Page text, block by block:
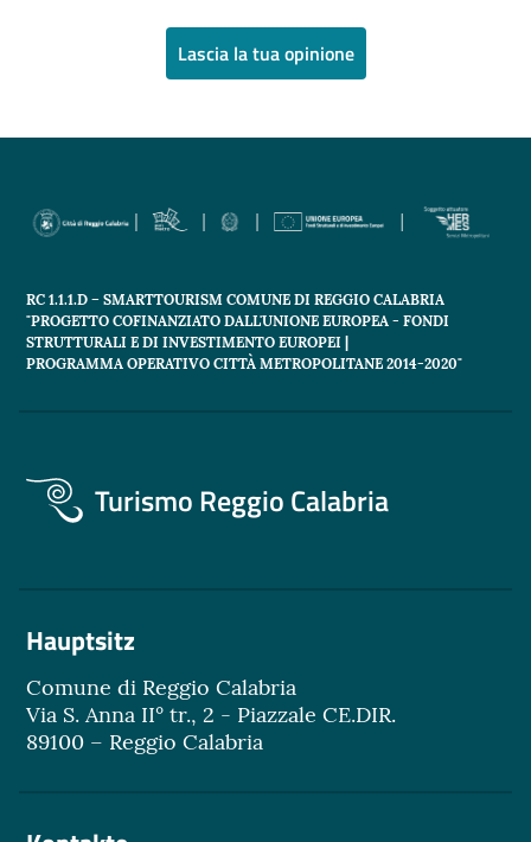
Lascia la tua opinione
RC 1.1.1.D – SMARTTOURISM COMUNE DI REGGIO CALABRIA
"PROGETTO COFINANZIATO DALL'UNIONE EUROPEA - FONDI
STRUTTURALI E DI INVESTIMENTO EUROPEI |
PROGRAMMA OPERATIVO CITTÀ METROPOLITANE 2014-2020"
Turismo Reggio Calabria
Hauptsitz
Comune di Reggio Calabria
Via S. Anna II° tr., 2 - Piazzale CE.DIR.
89100 – Reggio Calabria